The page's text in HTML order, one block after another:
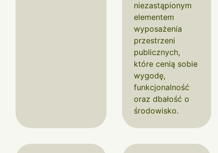
niezastąpionym
elementem
wyposażenia
przestrzeni
publicznych,
które cenią sobie
wygodę,
funkcjonalność
oraz dbałość o
środowisko.